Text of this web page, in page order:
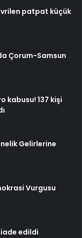
patpat küçük
Çorum-Samsun
kabusu! 137 kişi
Gelirlerine
Vurgusu
iade edildi